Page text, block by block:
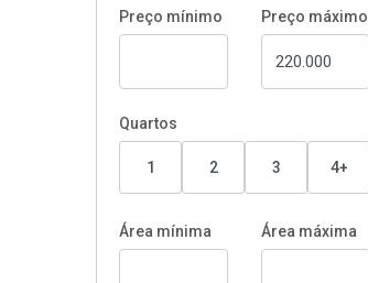
Preço mínimo Preço máximo
Quartos
1 2 3 4+
Área mínima Área máxima